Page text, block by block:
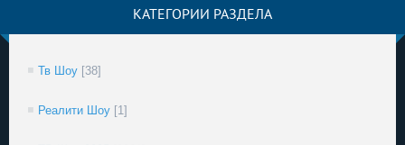
КАТЕГОРИИ РАЗДЕЛА
Тв Шоу [38]
Реалити Шоу [1]